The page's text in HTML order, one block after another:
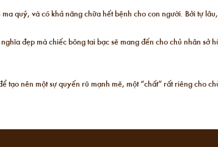
quỷ, và có khả năng chữa hết bệnh cho con người. Bởi tự
đẹp mà chiếc bông tai bạc sẽ mang đến cho chủ nhân sở
tạo nên một sự quyến rũ mạnh mẽ, một “chất” rất riêng cho